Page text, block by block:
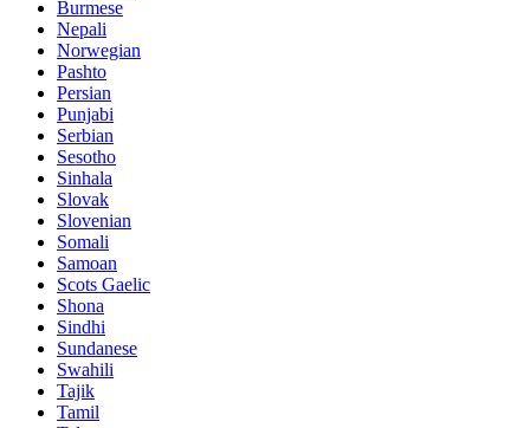
Burmese
Nepali
Norwegian
Pashto
Persian
Punjabi
Serbian
Sesotho
Sinhala
Slovak
Slovenian
Somali
Samoan
Scots Gaelic
Shona
Sindhi
Sundanese
Swahili
Tajik
Tamil